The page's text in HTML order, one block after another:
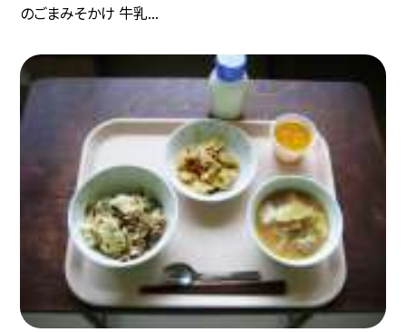
のごまみそかけ 牛乳...